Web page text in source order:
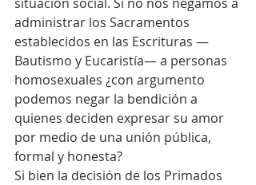
administrar los Sacramentos
establecidos en las Escrituras —
Bautismo y Eucaristía— a personas
homosexuales ¿con argumento
podemos negar la bendición a
quienes deciden expresar su amor
por medio de una unión pública,
formal y honesta?
Si bien la decisión de los Primados